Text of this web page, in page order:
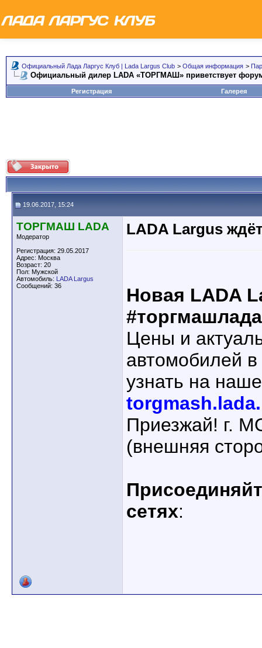
Официальный Лада Ларгус Клуб | Lada Largus Club > Общая информация >
Официальный дилер LADA «ТОРГМАШ» приветствует
Регистрация Галерея
19.06.2017, 15:24
ТОРГМАШ LADA
Модератор
Регистрация: 29.05.2017
Адрес: Москва
Возраст: 20
Пол: Мужской
Автомобиль: LADA Largus
Сообщений: 36
LADA Largus
Новая LADA
#торгмашлада
Цены и
автомобилей
узнать на
Приезжай! г.
(внешняя
сетях: